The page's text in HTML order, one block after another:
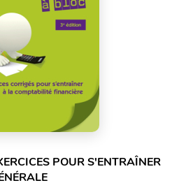
POUR S'ENTRAÎNER